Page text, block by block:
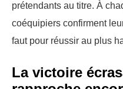
prétendants au titre. À
coéquipiers confirment
faut pour réussir au plus
La victoire